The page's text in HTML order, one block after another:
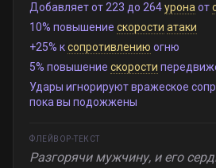
Добавляет от 223 до 264урона от
10% повышение скорости атаки
+25% ксопротивлению огню
5% повышение скорости
Удары игнорируют вражеское
пока вы подожжены
ФЛЕЙВОР-ТЕКСТ
Разгорячи мужчину, и его